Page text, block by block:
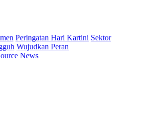
Peringatan Hari Kartini Sektor
Wujudkan Peran
News